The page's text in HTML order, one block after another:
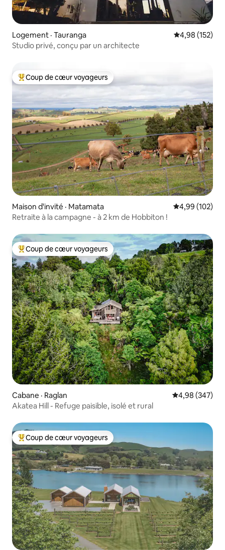
Logement · Tauranga Note
4,98 (152)
Studio privé, conçu par un architecte
Coup de cœur voyageurs parmi les plus aimés
Coup de cœur voyageurs
Maison d'invité · Matamata Note
4,99 (102)
Retraite à la campagne - à 2 km de Hobbiton !
Coup de cœur voyageurs parmi les plus aimés
Coup de cœur voyageurs
Cabane · Raglan Note
4,98 (347)
Akatea Hill - Refuge paisible, isolé et rural
Coup de cœur voyageurs parmi les plus aimés
Coup de cœur voyageurs